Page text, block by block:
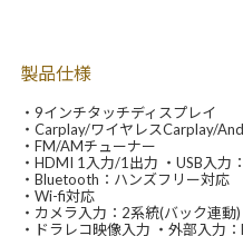
製品仕様
・9インチタッチディスプレイ
・Carplay/ワイヤレスCarplay/
・FM/AMチューナー
・HDMI 1入力/1出力 ・USB入力
・Bluetooth：ハンズフリー対応
・Wi-fi対応
・カメラ入力：2系統(バック連動)
・ドラレコ映像入力 ・外部入力